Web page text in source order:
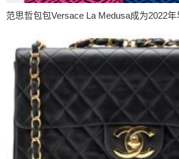
范思哲包包Versace La Medusa成为2022